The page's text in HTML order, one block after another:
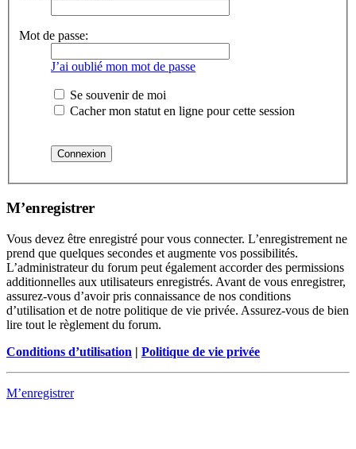
Mot de passe:
J’ai oublié mon mot de passe
Se souvenir de moi
Cacher mon statut en ligne pour cette session
M’enregistrer
Vous devez être enregistré pour vous connecter. L’enregistrement ne
prend que quelques secondes et augmente vos possibilités.
L’administrateur du forum peut également accorder des permissions
additionnelles aux utilisateurs enregistrés. Avant de vous enregistrer,
assurez-vous d’avoir pris connaissance de nos conditions
d’utilisation et de notre politique de vie privée. Assurez-vous de bien
lire tout le règlement du forum.
Conditions d’utilisation | Politique de vie privée
M’enregistrer